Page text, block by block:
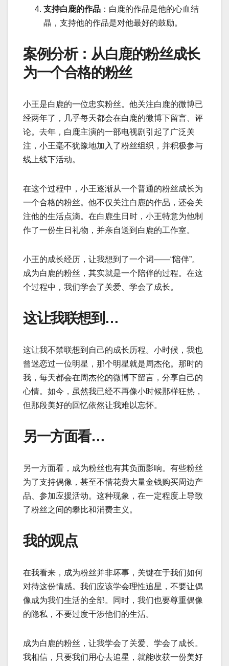
支持白鹿的作品 ：白鹿的作品是他的心血结
晶，支持他的作品是对他最好的鼓励。
案例分析：从白鹿的粉丝成长
为一个合格的粉丝
小王是白鹿的一位忠实粉丝。他关注白鹿的微博已
经两年了，几乎每天都会在白鹿的微博下留言、评
论。去年，白鹿主演的一部电视剧引起了广泛关
注，小王毫不犹豫地加入了粉丝组织，并积极参与
线上线下活动。
在这个过程中，小王逐渐从一个普通的粉丝成长为
一个合格的粉丝。他不仅关注白鹿的作品，还会关
注他的生活点滴。在白鹿生日时，小王特意为他制
作了一份生日礼物，并亲自送到白鹿的工作室。
小王的成长经历，让我想到了一个词——“陪伴”。
成为白鹿的粉丝，其实就是一个陪伴的过程。在这
个过程中，我们学会了关爱、学会了成长。
这让我联想到…
这让我不禁联想到自己的成长历程。小时候，我也
曾迷恋过一位明星，那个明星就是周杰伦。那时的
我，每天都会在周杰伦的微博下留言，分享自己的
心情。如今，虽然我已经不再像小时候那样狂热，
但那段美好的回忆依然让我难以忘怀。
另一方面看…
另一方面看，成为粉丝也有其负面影响。有些粉丝
为了支持偶像，甚至不惜花费大量金钱购买周边产
品、参加应援活动。这种现象，在一定程度上导致
了粉丝之间的攀比和消费主义。
我的观点
在我看来，成为粉丝并非坏事，关键在于我们如何
对待这份情感。我们应该学会理性追星，不要让偶
像成为我们生活的全部。同时，我们也要尊重偶像
的隐私，不要过度干涉他们的生活。
成为白鹿的粉丝，让我学会了关爱、学会了成长。
我相信，只要我们用心去追星，就能收获一份美好